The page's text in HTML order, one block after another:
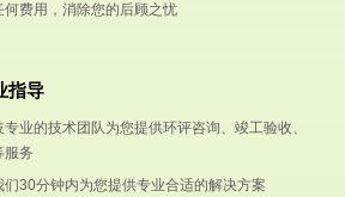
费用，消除您的后顾之忧
指导
业的技术团队为您提供环评咨询、竣工验收、
服务
30分钟内为您提供专业合适的解决方案